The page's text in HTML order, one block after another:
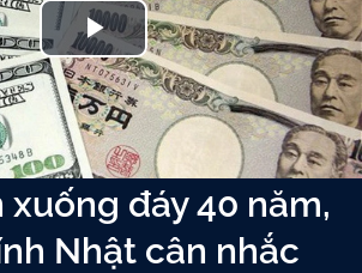
Play
Video
đáy 40 năm,
Nhật cân nhắc